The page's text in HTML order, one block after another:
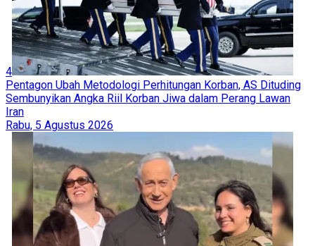
4
Pentagon Ubah Metodologi Perhitungan Korban, AS Dituding
Sembunyikan Angka Riil Korban Jiwa dalam Perang Lawan
Iran
Rabu, 5 Agustus 2026